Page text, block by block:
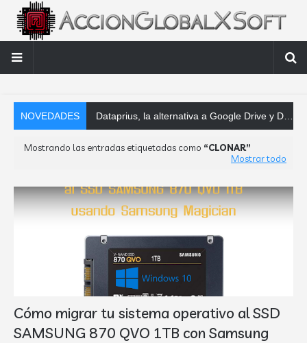
NOVEDADES Dataprius, la alternativa a Google Drive y Dropbox que las empresas deberían conocer
Mostrando las entradas etiquetadas como
CLONAR
Mostrar todo
Cómo migrar tu sistema operativo al SSD
SAMSUNG 870 QVO 1TB con Samsung